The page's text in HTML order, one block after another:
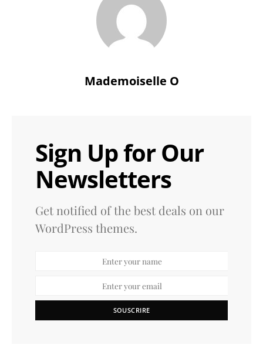
Mademoiselle O
Sign Up for Our
Newsletters
Get notified of the best deals on our
WordPress themes.
SOUSCRIRE